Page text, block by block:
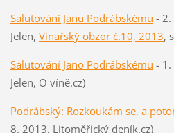
Salutování Janu Podrábskému - 2.
Jelen, Vinařský obzor č.10, 2013,
Salutování Jano Podrábskému - 1.
Jelen, O víně.cz)
Podrábský: Rozkoukám se, a
8. 2013, Litoměřický deník.cz)